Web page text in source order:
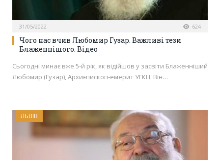
31/05/2022 624
Чого нас вчив Любомир Гузар. Важливі тези
Блаженнішого. Відео
Сьогодні минає вже 5-й рік, як відійшов у засвіти Блаженніший
Любомир (Гузар), Архиєпископ-емерит УГКЦ. Він…
ЛЬВІВ